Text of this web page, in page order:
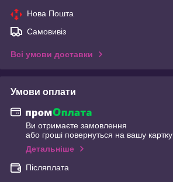
Нова Пошта
Самовивіз
Всі умови доставки
Умови оплати
Ви отримаєте замовлення
або гроші повернуться на вашу картку
Детальніше
Післяплата